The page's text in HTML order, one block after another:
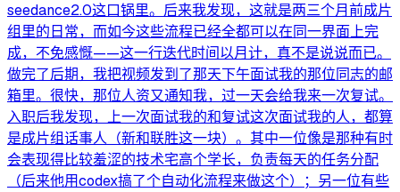
seedance2.0这口锅里。后来我发现，这就是两三个月前成片
组里的日常，而如今这些流程已经全都可以在同一界面上完
成，不免感慨——这一行迭代时间以月计，真不是说说而已。
做完了后期，我把视频发到了那天下午面试我的那位同志的邮
箱里。很快，那位人资又通知我，过一天会给我来一次复试。
入职后我发现，上一次面试我的和复试这次面试我的人，都算
是成片组话事人（新和联胜这一块）。其中一位像是那种有时
会表现得比较羞涩的技术宅高个学长，负责每天的任务分配
（后来他用codex搞了个自动化流程来做这个）；另一位有些